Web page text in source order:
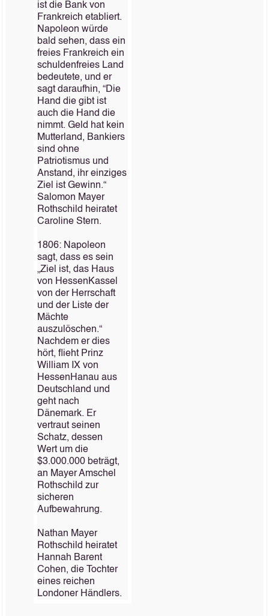
ist die Bank von
Frankreich etabliert.
Napoleon würde
bald sehen, dass ein
freies Frankreich ein
schuldenfreies Land
bedeutete, und er
sagt daraufhin, “Die
Hand die gibt ist
auch die Hand die
nimmt. Geld hat kein
Mutterland, Bankiers
sind ohne
Patriotismus und
Anstand, ihr einziges
Ziel ist Gewinn.“
Salomon Mayer
Rothschild heiratet
Caroline Stern.
1806: Napoleon
sagt, dass es sein
„Ziel ist, das Haus
von Hessen­Kassel
von der Herrschaft
und der Liste der
Mächte
auszulöschen.“
Nachdem er dies
hört, flieht Prinz
William IX von
Hessen­Hanau aus
Deutschland und
geht nach
Dänemark. Er
vertraut seinen
Schatz, dessen
Wert um die
$3.000.000 beträgt,
an Mayer Amschel
Rothschild zur
sicheren
Aufbewahrung.
Nathan Mayer
Rothschild heiratet
Hannah Barent
Cohen, die Tochter
eines reichen
Londoner Händlers.